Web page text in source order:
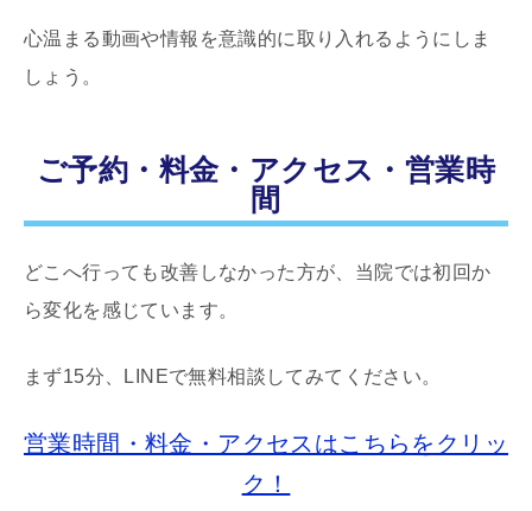
心温まる動画や情報を意識的に取り入れるようにしま
しょう。
ご予約・料金・アクセス・営業時
間
どこへ行っても改善しなかった方が、当院では初回か
ら変化を感じています。
まず15分、LINEで無料相談してみてください。
営業時間・料金・アクセスはこちらをクリッ
ク！